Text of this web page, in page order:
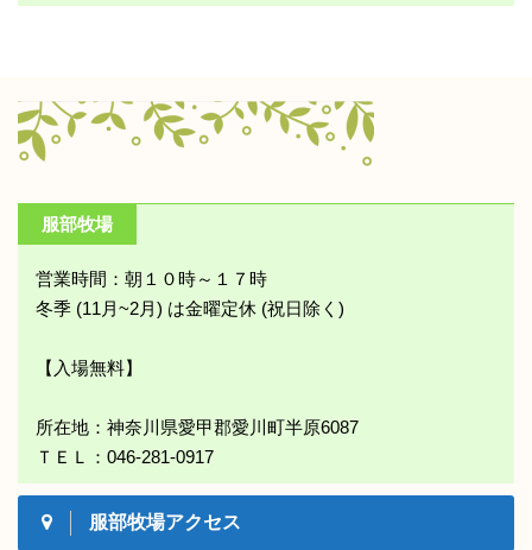
服部牧場
営業時間：朝１０時～１７時
冬季 (11月~2月) は金曜定休 (祝日除く)
【入場無料】
所在地：神奈川県愛甲郡愛川町半原6087
ＴＥＬ：046-281-0917
服部牧場アクセス